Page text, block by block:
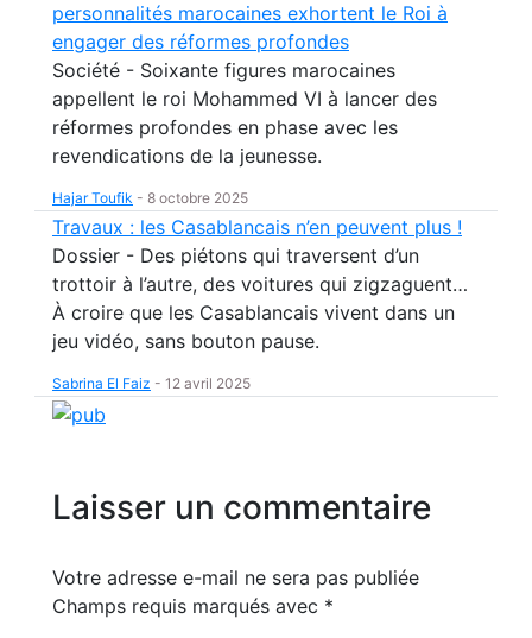
personnalités marocaines exhortent le Roi à
engager des réformes profondes
Société - Soixante figures marocaines
appellent le roi Mohammed VI à lancer des
réformes profondes en phase avec les
revendications de la jeunesse.
Hajar Toufik - 8 octobre 2025
Travaux : les Casablancais n’en peuvent plus !
Dossier - Des piétons qui traversent d’un
trottoir à l’autre, des voitures qui zigzaguent…
À croire que les Casablancais vivent dans un
jeu vidéo, sans bouton pause.
Sabrina El Faiz - 12 avril 2025
Laisser un commentaire
Votre adresse e-mail ne sera pas publiée
Champs requis marqués avec *